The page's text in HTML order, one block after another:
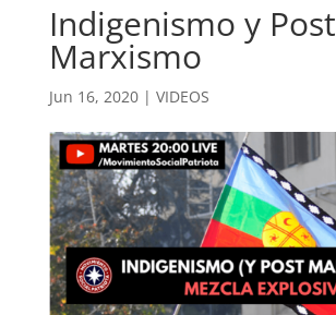
Indigenismo y Post
Marxismo
Jun 16, 2020| VIDEOS